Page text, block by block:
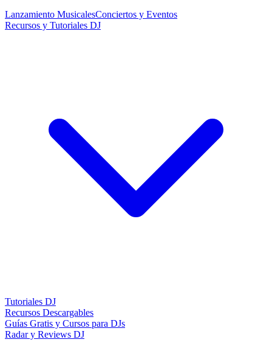
Lanzamiento MusicalesConciertos y Eventos
Recursos y Tutoriales DJ
Tutoriales DJ
Recursos Descargables
Guías Gratis y Cursos para DJs
Radar y Reviews DJ